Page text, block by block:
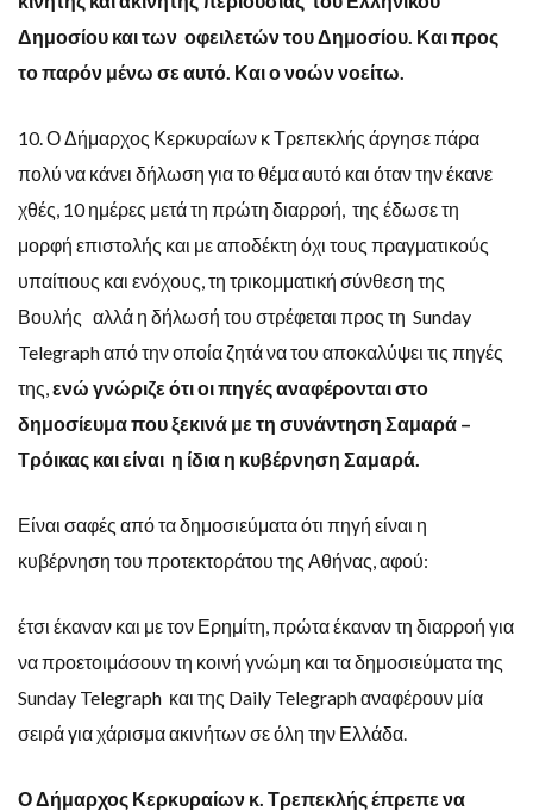
Δημοσίου και των οφειλετών του Δημοσίου. Και προς
το παρόν μένω σε αυτό. Και ο νοών νοείτω.
10. Ο Δήμαρχος Κερκυραίων κ Τρεπεκλής άργησε πάρα
πολύ να κάνει δήλωση για το θέμα αυτό και όταν την έκανε
χθές, 10 ημέρες μετά τη πρώτη διαρροή, της έδωσε τη
μορφή επιστολής και με αποδέκτη όχι τους πραγματικούς
υπαίτιους και ενόχους, τη τρικομματική σύνθεση της
Βουλής αλλά η δήλωσή του στρέφεται προς τη Sunday
Telegraph από την οποία ζητά να του αποκαλύψει τις πηγές
της, ενώ γνώριζε ότι οι πηγές αναφέρονται στο
δημοσίευμα που ξεκινά με τη συνάντηση Σαμαρά –
Τρόικας και είναι η ίδια η κυβέρνηση Σαμαρά.
Είναι σαφές από τα δημοσιεύματα ότι πηγή είναι η
κυβέρνηση του προτεκτοράτου της Αθήνας, αφού:
έτσι έκαναν και με τον Ερημίτη, πρώτα έκαναν τη διαρροή για
να προετοιμάσουν τη κοινή γνώμη και τα δημοσιεύματα της
Sunday Telegraph και της Daily Telegraph αναφέρουν μία
σειρά για χάρισμα ακινήτων σε όλη την Ελλάδα.
Ο Δήμαρχος Κερκυραίων κ. Τρεπεκλής έπρεπε να